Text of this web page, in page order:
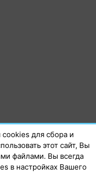
Сервис»
cookies для сбора и
этот сайт, Вы
файлами. Вы всегда
в настройках Вашего